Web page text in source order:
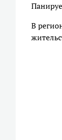
В